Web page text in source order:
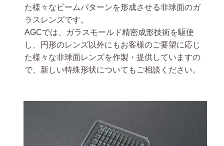
た様々なビームパターンを形成させる非球面のガ
ラスレンズです。
AGCでは、ガラスモールド精密成形技術を駆使
し、円形のレンズ以外にもお客様のご要望に応じ
た様々な非球面レンズを作製・提供していますの
で、新しい特殊形状についてもご相談ください。